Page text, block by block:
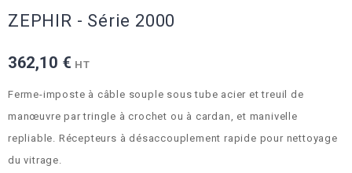
ZEPHIR - Série 2000
362,10 € HT
Ferme-imposte à câble souple sous tube acier et treuil de
manœuvre par tringle à crochet ou à cardan, et manivelle
repliable. Récepteurs à désaccouplement rapide pour nettoyage
du vitrage.